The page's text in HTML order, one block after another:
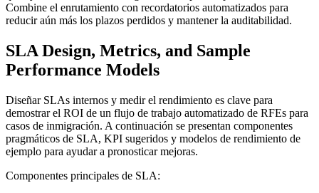
Combine el enrutamiento con recordatorios automatizados para
reducir aún más los plazos perdidos y mantener la auditabilidad.
SLA Design, Metrics, and Sample
Performance Models
Diseñar SLAs internos y medir el rendimiento es clave para
demostrar el ROI de un flujo de trabajo automatizado de RFEs para
casos de inmigración. A continuación se presentan componentes
pragmáticos de SLA, KPI sugeridos y modelos de rendimiento de
ejemplo para ayudar a pronosticar mejoras.
Componentes principales de SLA: